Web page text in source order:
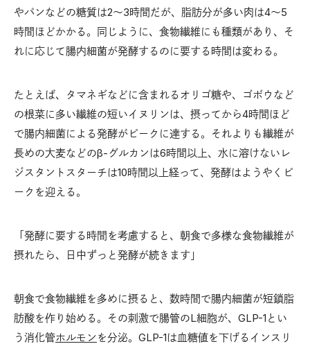
やパンなどの糖質は2〜3時間だが、脂肪分が多い肉は4〜5
時間ほどかかる。同じように、食物繊維にも種類があり、そ
れに応じて腸内細菌が発酵するのに要する時間は変わる。
たとえば、タマネギなどに含まれるオリゴ糖や、ゴボウなど
の根菜に多い繊維の短いイヌリンは、摂ってから4時間ほど
で腸内細菌による発酵がピークに達する。それよりも繊維が
長めの大麦などのβ-グルカンは6時間以上、水に溶けないレ
ジスタントスターチは10時間以上経って、発酵はようやくピ
ークを迎える。
「発酵に要する時間を考慮すると、朝食で多様な食物繊維が
摂れたら、日中ずっと発酵が続きます」
朝食で食物繊維を多めに摂ると、数時間で腸内細菌が短鎖脂
肪酸を作り始める。その刺激で腸管のL細胞が、GLP-1とい
う消化管ホルモン を分泌。GLP-1は血糖値を下げるインスリ